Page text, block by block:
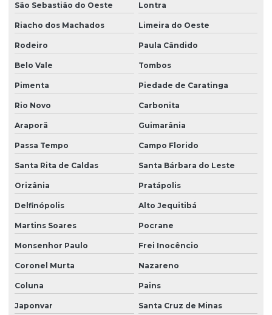
São Sebastião do Oeste Lontra
Riacho dos Machados Limeira do Oeste
Rodeiro Paula Cândido
Belo Vale Tombos
Pimenta Piedade de Caratinga
Rio Novo Carbonita
Araporã Guimarânia
Passa Tempo Campo Florido
Santa Rita de Caldas Santa Bárbara do Leste
Orizânia Pratápolis
Delfinópolis Alto Jequitibá
Martins Soares Pocrane
Monsenhor Paulo Frei Inocêncio
Coronel Murta Nazareno
Coluna Pains
Japonvar Santa Cruz de Minas